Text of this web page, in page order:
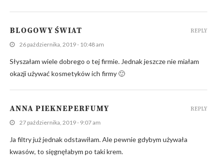
BLOGOWY ŚWIAT
26 października, 2019 - 10:48 am
Słyszałam wiele dobrego o tej firmie. Jednak jeszcze nie miałam
okazji używać kosmetyków ich firmy 🙂
REPLY
ANNA PIEKNEPERFUMY
27 października, 2019 - 9:07 am
Ja filtry już jednak odstawiłam. Ale pewnie gdybym używała
kwasów, to sięgnęłabym po taki krem.
REPLY